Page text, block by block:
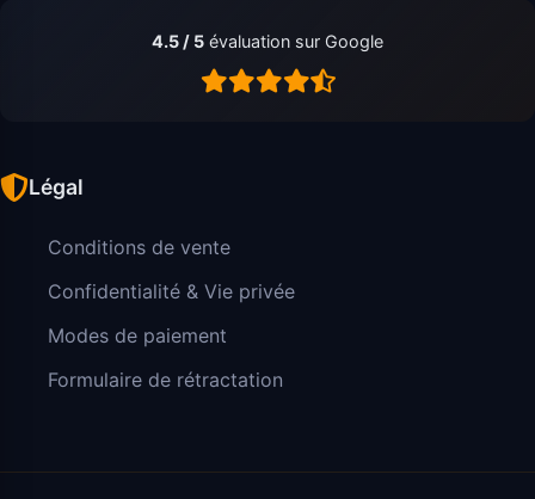
4.5 / 5 évaluation sur Google
Légal
Conditions de vente
Confidentialité & Vie privée
Modes de paiement
Formulaire de rétractation